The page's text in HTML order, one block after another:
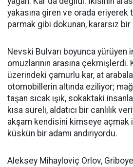
yakasına giren ve orada
parmak gibi dokunan, kararsız bir
Nevski Bulvarı boyunca yürüyen
omuzlarının arasına çekmişlerdi.
üzerindeki çamurlu kar, at
otomobillerin altında eziliyor;
taşan sıcak ışık, sokaktaki
kısa süreli, aldatıcı bir canlılık
akşam kendisini kimseye açmak
küskün bir adamı andırıyordu.
Aleksey Mihayloviç Orlov,